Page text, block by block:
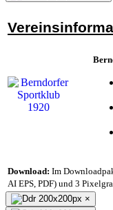
Download: Im
AI EPS, PDF) und 3
×